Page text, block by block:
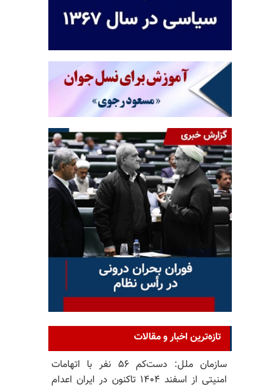
تازه‌ترین اخبار و مقالات
سازمان ملل: دست‌کم ۵۶ نفر با اتهامات
امنیتی از اسفند ۱۴۰۴ تاکنون در ایران اعدام